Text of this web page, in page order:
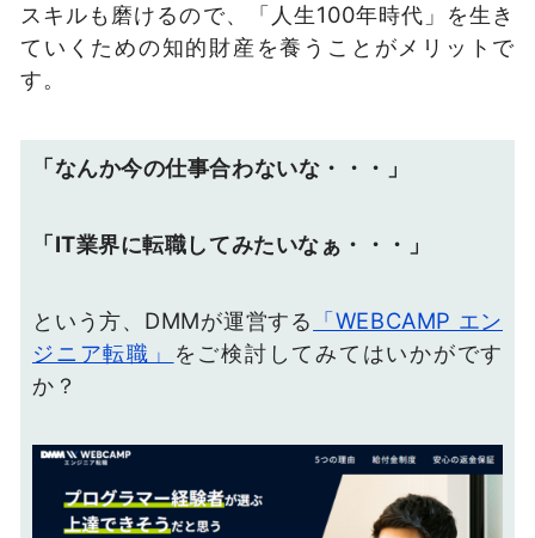
スキルも磨けるので、「人生100年時代」を生き
ていくための知的財産を養うことがメリットで
す。
「なんか今の仕事合わないな・・・」
「IT業界に転職してみたいなぁ・・・」
という方、DMMが運営する 「WEBCAMP エン
ジニア転職」
をご検討してみてはいかがです
か？